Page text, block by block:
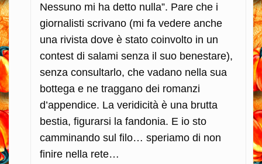
Nessuno mi ha detto nulla”. Pare che i
giornalisti scrivano (mi fa vedere anche
una rivista dove è stato coinvolto in un
contest di salami senza il suo benestare),
senza consultarlo, che vadano nella sua
bottega e ne traggano dei romanzi
d’appendice. La veridicità è una brutta
bestia, figurarsi la fandonia. E io sto
camminando sul filo… speriamo di non
finire nella rete…